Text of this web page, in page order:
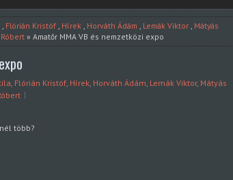
, Flórián Kristóf , Hírek , Horváth Ádám , Lemák Viktor , Mátyás
» Amatőr MMA VB és nemzetközi expo
, Flórián Kristóf, Hírek, Horváth Ádám, Lemák Viktor, Mátyás
több?